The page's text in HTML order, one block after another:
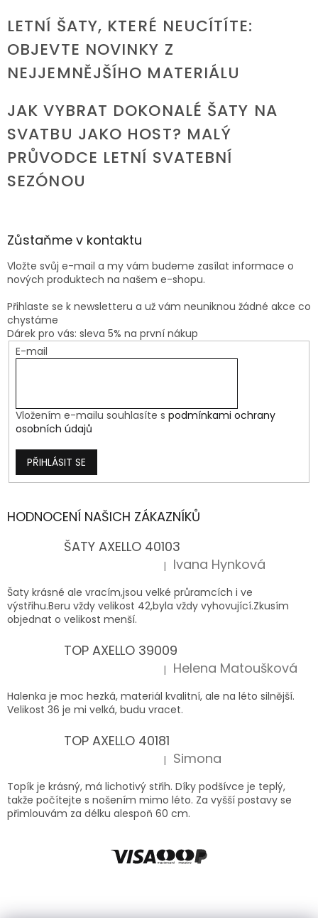
LETNÍ ŠATY, KTERÉ NEUCÍTÍTE:
OBJEVTE NOVINKY Z
NEJJEMNĚJŠÍHO MATERIÁLU
JAK VYBRAT DOKONALÉ ŠATY NA
SVATBU JAKO HOST? MALÝ
PRŮVODCE LETNÍ SVATEBNÍ
SEZÓNOU
Zůstaňme v kontaktu
Vložte svůj e-mail a my vám budeme zasílat informace o
nových produktech na našem e-shopu.
Přihlaste se k newsletteru a už vám neuniknou žádné akce co
chystáme
Dárek pro vás: sleva 5% na první nákup
E-mail
Vložením e-mailu souhlasíte s podmínkami ochrany
osobních údajů
PŘIHLÁSIT SE
HODNOCENÍ NAŠICH ZÁKAZNÍKŮ
ŠATY AXELLO 40103
Hodnocení produktu je 5 z 5 hvězdiček.
| Ivana Hynková
Šaty krásné ale vracím,jsou velké průramcích i ve
výstřihu.Beru vždy velikost 42,byla vždy vyhovující.Zkusím
objednat o velikost menší.
TOP AXELLO 39009
Hodnocení produktu je 5 z 5 hvězdiček.
| Helena Matoušková
Halenka je moc hezká, materiál kvalitní, ale na léto silnější.
Velikost 36 je mi velká, budu vracet.
TOP AXELLO 40181
Hodnocení produktu je 5 z 5 hvězdiček.
| Simona
Topík je krásný, má lichotivý střih. Díky podšívce je teplý,
takže počítejte s nošením mimo léto. Za vyšší postavy se
přimlouvám za délku alespoň 60 cm.